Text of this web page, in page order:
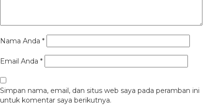
Nama Anda *
Email Anda *
Simpan nama, email, dan situs web saya pada peramban ini
untuk komentar saya berikutnya.